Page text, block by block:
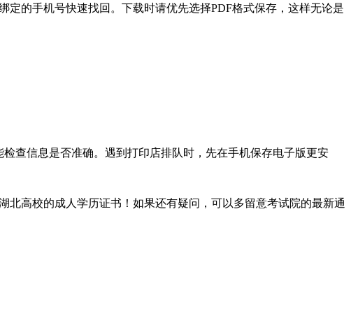
的手机号快速找回。下载时请优先选择PDF格式保存，这样无论是
查信息是否准确。遇到打印店排队时，先在手机保存电子版更安
高校的成人学历证书！如果还有疑问，可以多留意考试院的最新通